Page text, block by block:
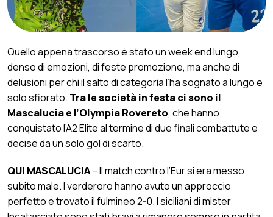
Quello appena trascorso è stato un week end lungo,
denso di emozioni, di feste promozione, ma anche di
delusioni per chi il salto di categoria l’ha sognato a lungo e
solo sfiorato. Tra le società in festa ci sono il
Mascalucia e l’Olympia Rovereto, che hanno
conquistato l’A2 Elite al termine di due finali combattute e
decise da un solo gol di scarto.
QUI MASCALUCIA– Il match contro l’Eur si era messo
subito male. I verderoro hanno avuto un approccio
perfetto e trovato il fulmineo 2-0. I siciliani di mister